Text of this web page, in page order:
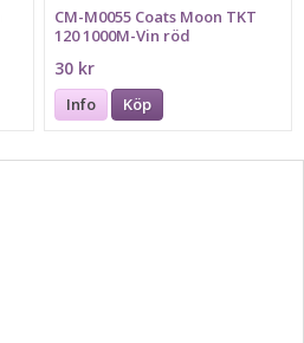
CM-M0055 Coats Moon TKT
120 1000M-Vin röd
30 kr
Info Köp